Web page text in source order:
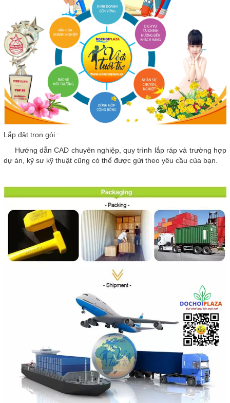
Lắp đặt trọn gói :
Hướng dẫn CAD chuyên nghiệp, quy trình lắp ráp và trường hợp
dự án, kỹ sư kỹ thuật cũng có thể được gửi theo yêu cầu của bạn.